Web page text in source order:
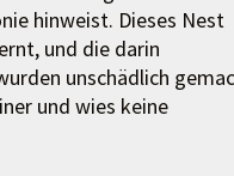
hinweist. Dieses Nest
und die darin
unschädlich
und wies keine